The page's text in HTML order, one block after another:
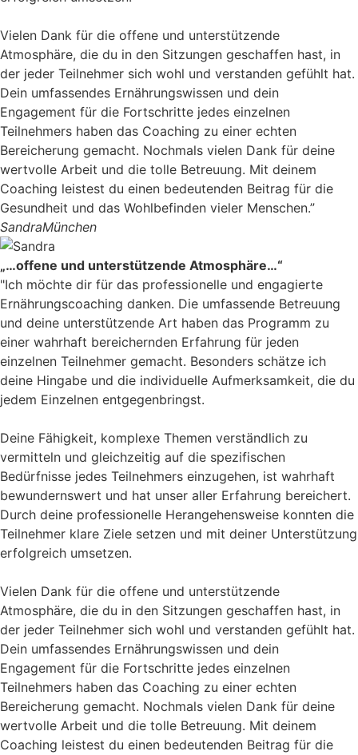
Vielen Dank für die offene und unterstützende
Atmosphäre, die du in den Sitzungen geschaffen hast, in
der jeder Teilnehmer sich wohl und verstanden gefühlt hat.
Dein umfassendes Ernährungswissen und dein
Engagement für die Fortschritte jedes einzelnen
Teilnehmers haben das Coaching zu einer echten
Bereicherung gemacht. Nochmals vielen Dank für deine
wertvolle Arbeit und die tolle Betreuung. Mit deinem
Coaching leistest du einen bedeutenden Beitrag für die
Gesundheit und das Wohlbefinden vieler Menschen.”
SandraMünchen
„…offene und unterstützende Atmosphäre…“
"Ich möchte dir für das professionelle und engagierte
Ernährungscoaching danken. Die umfassende Betreuung
und deine unterstützende Art haben das Programm zu
einer wahrhaft bereichernden Erfahrung für jeden
einzelnen Teilnehmer gemacht. Besonders schätze ich
deine Hingabe und die individuelle Aufmerksamkeit, die du
jedem Einzelnen entgegenbringst.
Deine Fähigkeit, komplexe Themen verständlich zu
vermitteln und gleichzeitig auf die spezifischen
Bedürfnisse jedes Teilnehmers einzugehen, ist wahrhaft
bewundernswert und hat unser aller Erfahrung bereichert.
Durch deine professionelle Herangehensweise konnten die
Teilnehmer klare Ziele setzen und mit deiner Unterstützung
erfolgreich umsetzen.
Vielen Dank für die offene und unterstützende
Atmosphäre, die du in den Sitzungen geschaffen hast, in
der jeder Teilnehmer sich wohl und verstanden gefühlt hat.
Dein umfassendes Ernährungswissen und dein
Engagement für die Fortschritte jedes einzelnen
Teilnehmers haben das Coaching zu einer echten
Bereicherung gemacht. Nochmals vielen Dank für deine
wertvolle Arbeit und die tolle Betreuung. Mit deinem
Coaching leistest du einen bedeutenden Beitrag für die